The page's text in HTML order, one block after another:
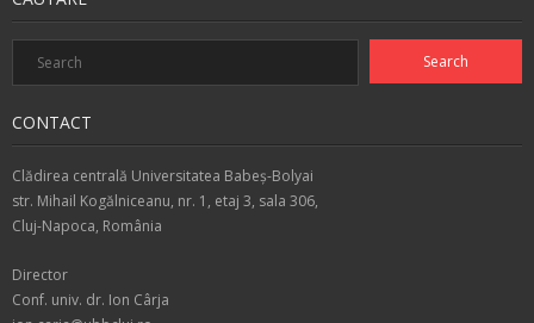
CONTACT
Clădirea centrală Universitatea Babeş-Bolyai
str. Mihail Kogălniceanu, nr. 1, etaj 3, sala 306,
Cluj-Napoca, România
Director
Conf. univ. dr. Ion Cârja